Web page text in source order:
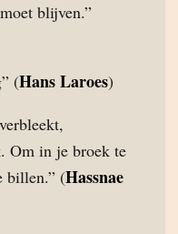
blijven.”
(Hans Laroes)
Om in je broek te
billen.” (Hassnae